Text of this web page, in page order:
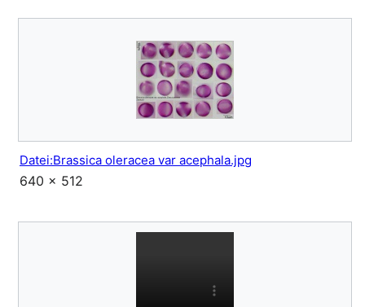
Datei:Brassica oleracea var acephala.jpg
640 × 512